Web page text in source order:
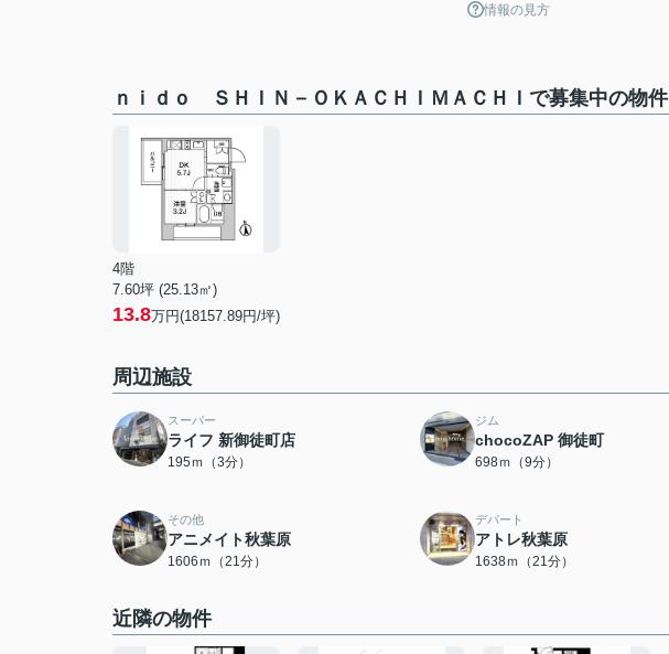
情報の見方
ｎｉｄｏ ＳＨＩＮ－ＯＫＡＣＨＩＭＡＣＨＩで募集中の物件
4階
7.60坪 (25.13㎡)
13.8万円(18157.89円/坪)
周辺施設
スーパー
ライフ 新御徒町店
195ｍ（3分）
ジム
chocoZAP 御徒町
698ｍ（9分）
その他
アニメイト秋葉原
1606ｍ（21分）
デパート
アトレ秋葉原
1638ｍ（21分）
近隣の物件